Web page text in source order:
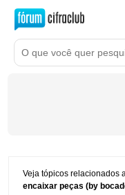
Veja tópicos relacionados
encaixar peças (by